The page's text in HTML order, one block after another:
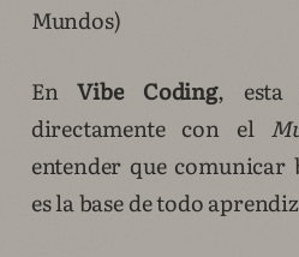
Mundos)
EnVibe Coding, esta
directamente con el
entender que comunicar
es la base de todo